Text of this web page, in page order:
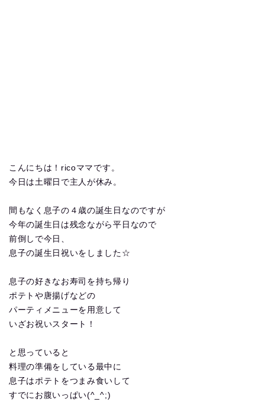
こんにちは！ricoママです。
今日は土曜日で主人が休み。
間もなく息子の４歳の誕生日なのですが
今年の誕生日は残念ながら平日なので
前倒しで今日、
息子の誕生日祝いをしました☆
息子の好きなお寿司を持ち帰り
ポテトや唐揚げなどの
パーティメニューを用意して
いざお祝いスタート！
と思っていると
料理の準備をしている最中に
息子はポテトをつまみ食いして
すでにお腹いっぱい(^_^;)